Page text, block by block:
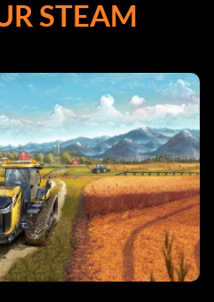
STEAM